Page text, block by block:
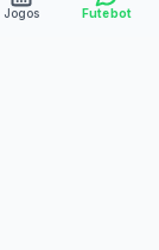
Jogos Futebot